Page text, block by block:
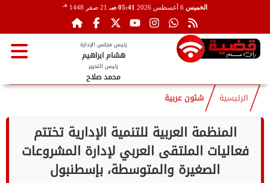
الخميس 05:41 صـ 21 صفر 1448 هـ
رئيس مجلس الإدارة
هشام ابراهيم
رئيس التحرير
محمد صلاح
الرئيسية شئون عربية
المنظمة العربية للتنمية الإدارية تختتم
فعاليات الملتقى العربي لإدارة المشروعات
الصغيرة والمتوسطة، بإسطنبول